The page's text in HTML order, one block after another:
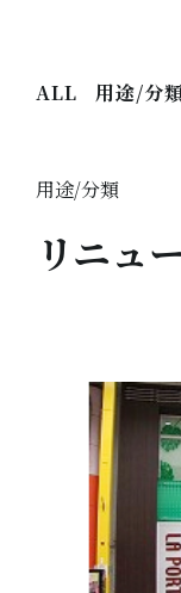
ALL 用途/分
用途/分類
リニュ